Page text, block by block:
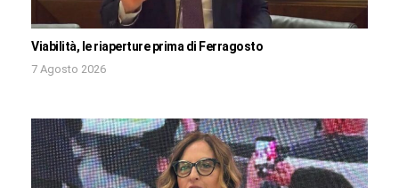
Viabilità, le riaperture prima di Ferragosto
7 Agosto 2026